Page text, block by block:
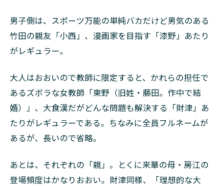
男子側は、スポーツ万能の単純バカだけど男気のある
竹田の親友「小西」、漫画家を目指す「漆野」あたり
がレギュラー。
大人はおおいので教師に限定すると、かれらの担任で
あるズボラな女教師「東野（旧姓・藤田。作中で結
婚）」、大食漢だがどんな問題も解決する「財津」あ
たりがレギュラーである。ちなみに全員フルネームが
あるが、長いので省略。
あとは、それぞれの「親」。とくに来華の母・房江の
登場頻度はかなりおおい。財津同様、「理想的な大